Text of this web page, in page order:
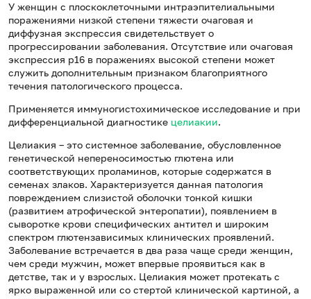
У женщин с плоскоклеточными интраэпителиальными
поражениями низкой степени тяжести очаговая и
диффузная экспрессия свидетельствует о
прогрессировании заболевания. Отсутствие или очаговая
экспрессия p16 в поражениях высокой степени может
служить дополнительным признаком благоприятного
течения патологического процесса.
Применяется иммуногистохимическое исследование и при
дифференциальной диагностике целиакии.
Целиакия – это системное заболевание, обусловленное
генетической непереносимостью глютена или
соответствующих проламинов, которые содержатся в
семенах злаков. Характеризуется данная патология
повреждением слизистой оболочки тонкой кишки
(развитием атрофической энтеропатии), появлением в
сыворотке крови специфических антител и широким
спектром глютензависимых клинических проявлений.
Заболевание встречается в два раза чаще среди женщин,
чем среди мужчин, может впервые проявиться как в
детстве, так и у взрослых. Целиакия может протекать с
ярко выраженной или со стертой клинической картиной, а